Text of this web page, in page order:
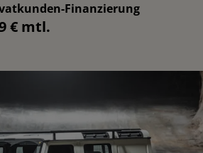
Finanzierung
€ mtl.